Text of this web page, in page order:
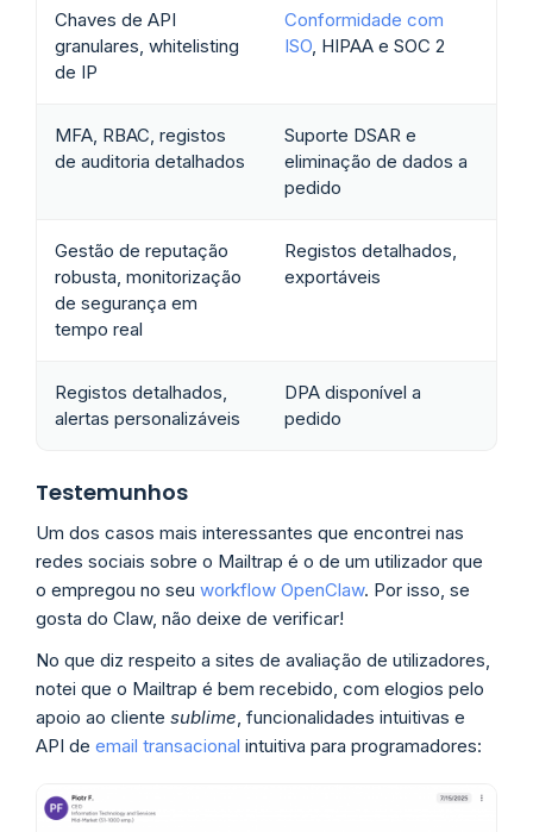
Chaves de API
granulares, whitelisting
de IP
Conformidade com
ISO, HIPAA e SOC 2
MFA, RBAC, registos
de auditoria detalhados
Suporte DSAR e
eliminação de dados a
pedido
Gestão de reputação
robusta, monitorização
de segurança em
tempo real
Registos detalhados,
exportáveis
Registos detalhados,
alertas personalizáveis
DPA disponível a
pedido
Testemunhos
Um dos casos mais interessantes que encontrei nas
redes sociais sobre o Mailtrap é o de um utilizador que
o empregou no seu workflow OpenClaw. Por isso, se
gosta do Claw, não deixe de verificar!
No que diz respeito a sites de avaliação de utilizadores,
notei que o Mailtrap é bem recebido, com elogios pelo
apoio ao cliente sublime, funcionalidades intuitivas e
API de email transacional intuitiva para programadores: